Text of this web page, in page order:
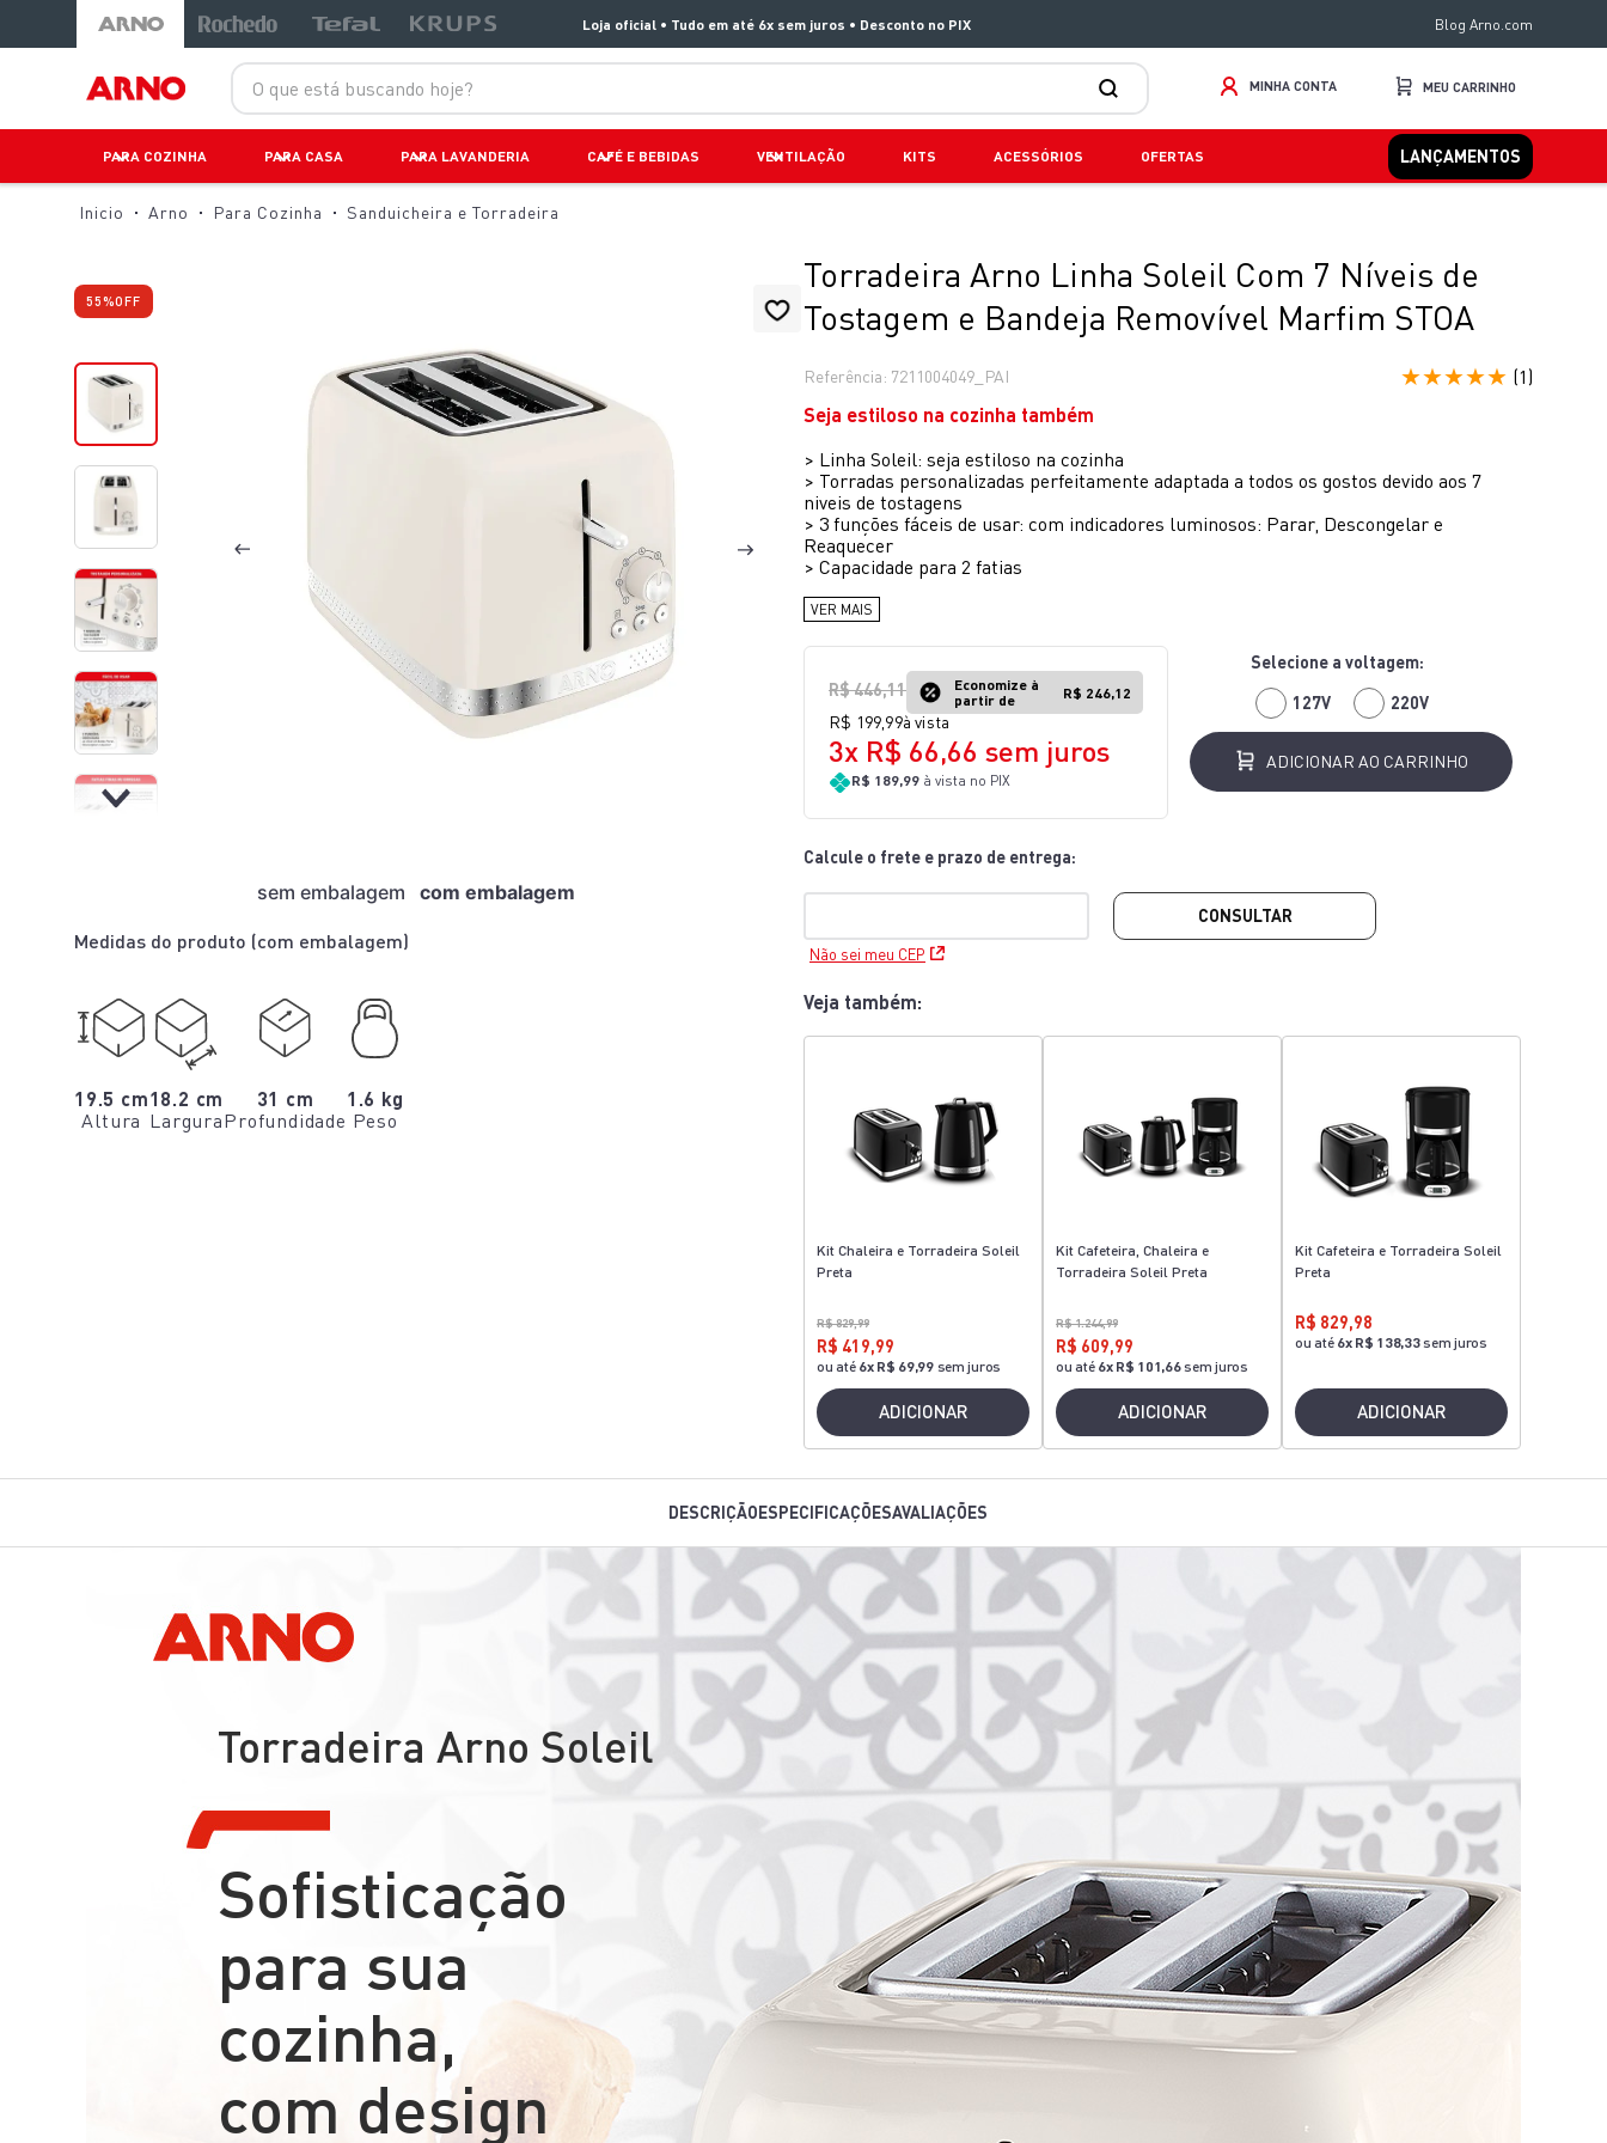
Loja oficial • Tudo em até 6x sem juros • Desconto no PIX Blog Arno.com
O que está buscando hoje?
MINHA CONTA
PARA COZINHA PARA CASA PARA LAVANDERIA CAFÉ E BEBIDAS VENTILAÇÃO KITS ACESSÓRIOS OFERTAS LANÇAMENTOS
Arno Para Cozinha Sanduicheira e Torradeira
55%OFF
Medidas do produto (com embalagem)
sem embalagem com embalagem
19.5 cm
Altura
18.2 cm
Largura
31 cm
Profundidade
1.6 kg
Peso
Torradeira Arno Linha Soleil Com 7 Níveis de
Tostagem e Bandeja Removível Marfim STOA
Referência: 7211004049_PAI ★★★★★ (1 )
Seja estiloso na cozinha também
> Linha Soleil: seja estiloso na cozinha
> Torradas personalizadas perfeitamente adaptada a todos os gostos devido aos 7
niveis de tostagens
> 3 funções fáceis de usar: com indicadores luminosos: Parar, Descongelar e
Reaquecer
> Capacidade para 2 fatias
VER MAIS
R$446,11
Economize à
partir de
R$ 246,12
R$ 199 99à vista
3x R$ 66,66 sem juros
R$ 189,99 à vista no PIX
127V 220V
ADICIONAR AO CARRINHO
Não sei meu CEP
CONSULTAR
Veja também:
Kit Chaleira e Torradeira Soleil
Preta
R$ 829,99
R$ 419,99
ou até 6x R$ 69,99 sem juros
ADICIONAR
Kit Cafeteira, Chaleira e
Torradeira Soleil Preta
R$ 1.244,99
R$ 609,99
ou até 6x R$ 101,66 sem juros
ADICIONAR
Kit Cafeteira e Torradeira Soleil
Preta
R$ 829,98
ou até 6x R$ 138,33 sem juros
ADICIONAR
DESCRIÇÃOESPECIFICAÇÕESAVALIAÇÕES
Torradeira Arno Soleil
Sofisticação
para sua
cozinha,
com design
air fryer arno easy fry extra superfície
6º
lightmix
jogo panelas rochedo stone pro
9º
10
rochedo natural stone